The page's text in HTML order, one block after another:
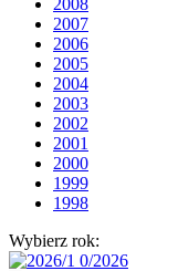
2008
2007
2006
2005
2004
2003
2002
2001
2000
1999
1998
Wybierz rok: